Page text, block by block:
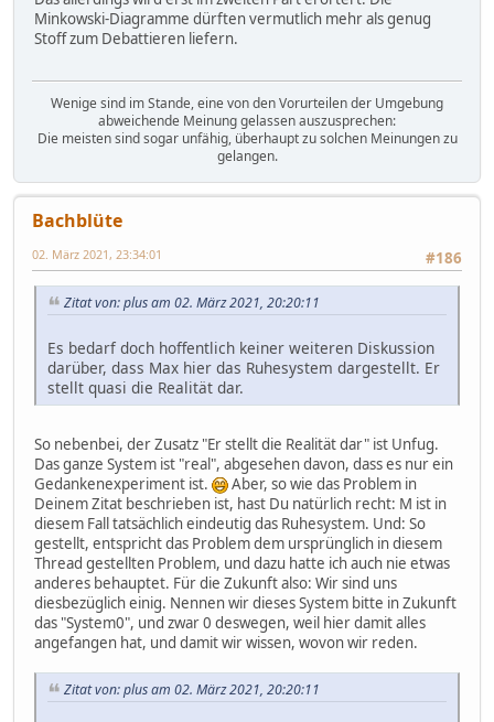
Minkowski-Diagramme dürften vermutlich mehr als genug
Stoff zum Debattieren liefern.
Wenige sind im Stande, eine von den Vorurteilen der Umgebung
abweichende Meinung gelassen auszusprechen:
Die meisten sind sogar unfähig, überhaupt zu solchen Meinungen zu
gelangen.
Bachblüte
#186
02. März 2021, 23:34:01
Zitat von: plus am 02. März 2021, 20:20:11
Es bedarf doch hoffentlich keiner weiteren Diskussion
darüber, dass Max hier das Ruhesystem dargestellt. Er
stellt quasi die Realität dar.
So nebenbei, der Zusatz "Er stellt die Realität dar" ist Unfug.
Das ganze System ist "real", abgesehen davon, dass es nur ein
Gedankenexperiment ist.
Aber, so wie das Problem in
Deinem Zitat beschrieben ist, hast Du natürlich recht: M ist in
diesem Fall tatsächlich eindeutig das Ruhesystem. Und: So
gestellt, entspricht das Problem dem ursprünglich in diesem
Thread gestellten Problem, und dazu hatte ich auch nie etwas
anderes behauptet. Für die Zukunft also: Wir sind uns
diesbezüglich einig. Nennen wir dieses System bitte in Zukunft
das "System0", und zwar 0 deswegen, weil hier damit alles
angefangen hat, und damit wir wissen, wovon wir reden.
Zitat von: plus am 02. März 2021, 20:20:11